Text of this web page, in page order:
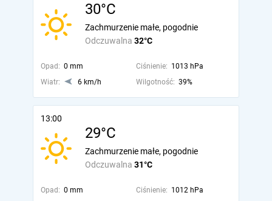
30°C
Odczuwalna 32°C
Zachmurzenie małe, pogodnie
Opad: 0 mm Ciśnienie: 1013 hPa
Wiatr:
6 km/h Wilgotność: 39%
13:00
29°C
Odczuwalna 31°C
Zachmurzenie małe, pogodnie
Opad: 0 mm Ciśnienie: 1012 hPa